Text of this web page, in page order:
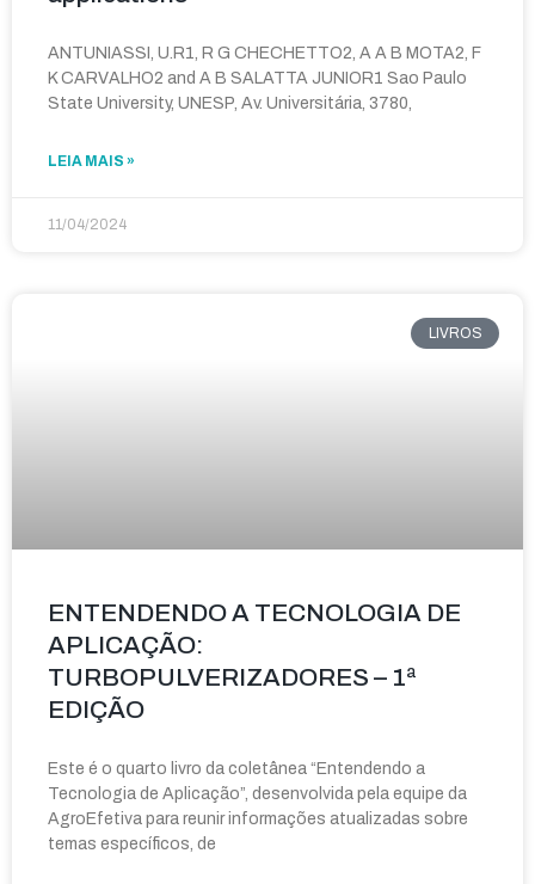
ANTUNIASSI, U.R1, R G CHECHETTO2, A A B MOTA2, F
K CARVALHO2 and A B SALATTA JUNIOR1 Sao Paulo
State University, UNESP, Av. Universitária, 3780,
LEIA MAIS »
11/04/2024
LIVROS
ENTENDENDO A TECNOLOGIA DE
APLICAÇÃO:
TURBOPULVERIZADORES – 1ª
EDIÇÃO
Este é o quarto livro da coletânea “Entendendo a
Tecnologia de Aplicação”, desenvolvida pela equipe da
AgroEfetiva para reunir informações atualizadas sobre
temas específicos, de